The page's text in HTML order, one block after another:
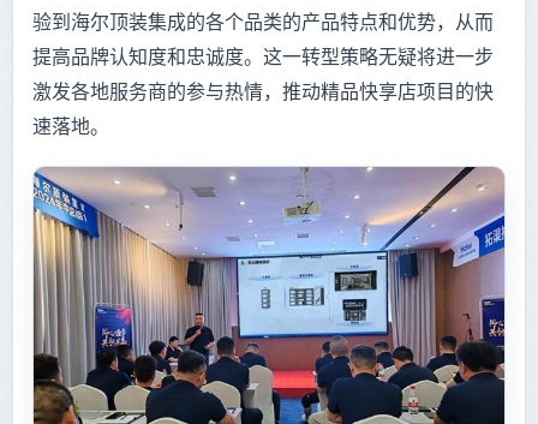
验到海尔顶装集成的各个品类的产品特点和优势，从而
提高品牌认知度和忠诚度。这一转型策略无疑将进一步
激发各地服务商的参与热情，推动精品快享店项目的快
速落地。